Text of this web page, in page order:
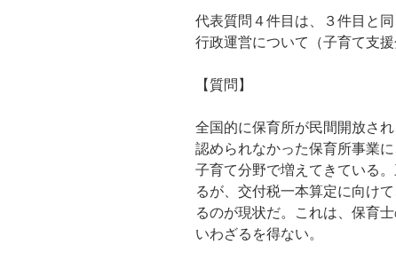
代表質問４件目は、３件目と
行政運営について（子育て支
【質問】
全国的に保育所が民間開放さ
認められなかった保育所事業
子育て分野で増えてきている
るが、交付税一本算定に向け
るのが現状だ。これは、保育
いわざるを得ない。